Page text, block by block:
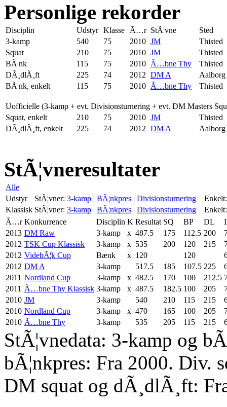
Personlige rekorder
Disciplin Udstyr Klasse Ã…r StÃ¦vne
Sted
3-kamp
540 75 2010 JM
Thisted
Squat
210 75 2010 JM
Thisted
BÃ¦nk
115 75 2010 Ã…bne Thy
Thisted
DÃ¸dlÃ¸ft
225 74 2012 DM A
Aalborg
BÃ¦nk, enkelt
115 75 2010 Ã…bne Thy Thisted
Uofficielle (3-kamp + evt. Divisionsturnering + evt. DM Masters
Squat, enkelt
210 75 2010 JM
Thisted
DÃ¸dlÃ¸ft, enkelt
225 74 2012 DM A Aalborg
StÃ¦vneresultater
Alle
Udstyr
StÃ¦vner: 3-kamp | BÃ¦nkpres | Divisionsturnering
Enkelt:
Klassisk StÃ¦vner: 3-kamp | BÃ¦nkpres | Divisionsturnering
Enkelt:
Ã…r Konkurrence Disciplin K Resultat SQ BP DL
2013 DM Raw 3-kamp x 487.5 175 112.5 200
2012 TSK Cup Klassisk 3-kamp x 535 200 120 215
2012 VidebÃ¦k Cup Bænk x 120 120
2012 DM A 3-kamp 517.5 185 107.5 225
2011 Nordland Cup 3-kamp x 482.5 170 100 212.5
2011 Ã…bne Thy Klassisk 3-kamp x 487.5 182.5 100 205
2010 JM 3-kamp 540 210 115 215
2010 Nordland Cup 3-kamp x 470 165 100 205
2010 Ã…bne Thy 3-kamp 535 205 115 215
StÃ¦vnedata: 3-kamp og
bÃ¦nkpres: Fra 2000. Div.
DM squat og dÃ¸dlÃ¸ft: